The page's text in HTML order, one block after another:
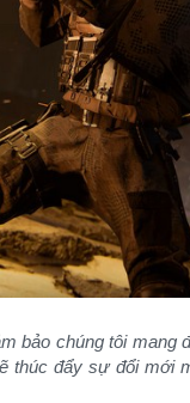
bảo chúng tôi mang
thúc đẩy sự đổi mới